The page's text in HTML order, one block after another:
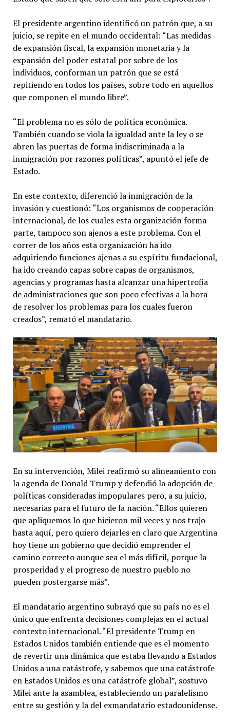
El presidente argentino identificó un patrón que, a su
juicio, se repite en el mundo occidental: “Las medidas
de expansión fiscal, la expansión monetaria y la
expansión del poder estatal por sobre de los
individuos, conforman un patrón que se está
repitiendo en todos los países, sobre todo en aquellos
que componen el mundo libre”.
“El problema no es sólo de política económica.
También cuando se viola la igualdad ante la ley o se
abren las puertas de forma indiscriminada a la
inmigración por razones políticas”, apuntó el jefe de
Estado.
En este contexto, diferenció la inmigración de la
invasión y cuestionó: “Los organismos de cooperación
internacional, de los cuales esta organización forma
parte, tampoco son ajenos a este problema. Con el
correr de los años esta organización ha ido
adquiriendo funciones ajenas a su espíritu fundacional,
ha ido creando capas sobre capas de organismos,
agencias y programas hasta alcanzar una hipertrofia
de administraciones que son poco efectivas a la hora
de resolver los problemas para los cuales fueron
creados”, remató el mandatario.
En su intervención, Milei reafirmó su alineamiento con
la agenda de Donald Trump y defendió la adopción de
políticas consideradas impopulares pero, a su juicio,
necesarias para el futuro de la nación. “Ellos quieren
que apliquemos lo que hicieron mil veces y nos trajo
hasta aquí, pero quiero dejarles en claro que Argentina
hoy tiene un gobierno que decidió emprender el
camino correcto aunque sea el más difícil, porque la
prosperidad y el progreso de nuestro pueblo no
pueden postergarse más”.
El mandatario argentino subrayó que su país no es el
único que enfrenta decisiones complejas en el actual
contexto internacional. “El presidente Trump en
Estados Unidos también entiende que es el momento
de revertir una dinámica que estaba llevando a Estados
Unidos a una catástrofe, y sabemos que una catástrofe
en Estados Unidos es una catástrofe global”, sostuvo
Milei ante la asamblea, estableciendo un paralelismo
entre su gestión y la del exmandatario estadounidense.